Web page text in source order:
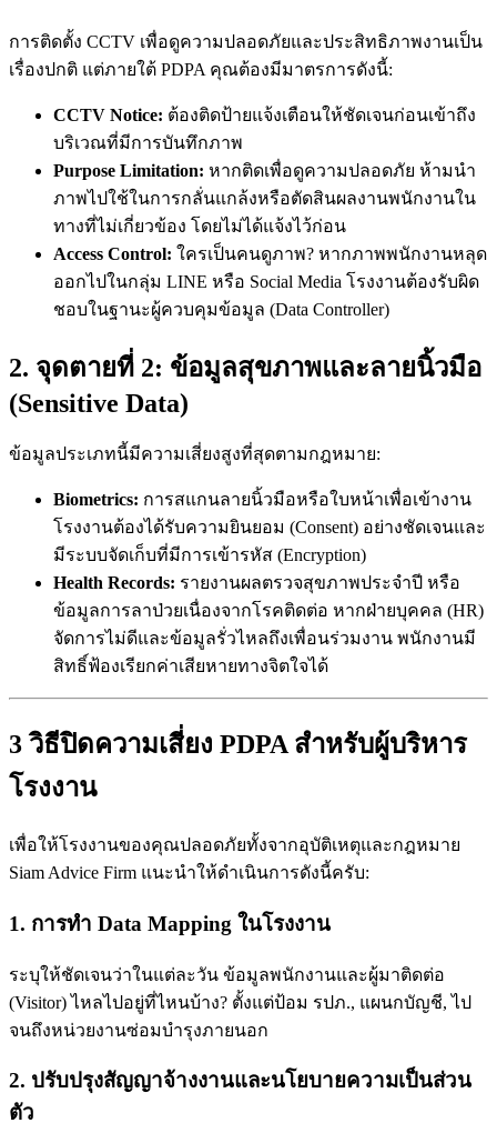
การติดตั้ง CCTV เพื่อดูความปลอดภัยและประสิทธิภาพงานเป็น
เรื่องปกติ แต่ภายใต้ PDPA คุณต้องมีมาตรการดังนี้:
CCTV Notice: ต้องติดป้ายแจ้งเตือนให้ชัดเจนก่อนเข้าถึง
บริเวณที่มีการบันทึกภาพ
Purpose Limitation: หากติดเพื่อดูความปลอดภัย ห้ามนำ
ภาพไปใช้ในการกลั่นแกล้งหรือตัดสินผลงานพนักงานใน
ทางที่ไม่เกี่ยวข้อง โดยไม่ได้แจ้งไว้ก่อน
Access Control: ใครเป็นคนดูภาพ? หากภาพพนักงานหลุด
ออกไปในกลุ่ม LINE หรือ Social Media โรงงานต้องรับผิด
ชอบในฐานะผู้ควบคุมข้อมูล (Data Controller)
2. จุดตายที่ 2: ข้อมูลสุขภาพและลายนิ้วมือ
(Sensitive Data)
ข้อมูลประเภทนี้มีความเสี่ยงสูงที่สุดตามกฎหมาย:
Biometrics: การสแกนลายนิ้วมือหรือใบหน้าเพื่อเข้างาน
โรงงานต้องได้รับความยินยอม (Consent) อย่างชัดเจนและ
มีระบบจัดเก็บที่มีการเข้ารหัส (Encryption)
Health Records: รายงานผลตรวจสุขภาพประจำปี หรือ
ข้อมูลการลาป่วยเนื่องจากโรคติดต่อ หากฝ่ายบุคคล (HR)
จัดการไม่ดีและข้อมูลรั่วไหลถึงเพื่อนร่วมงาน พนักงานมี
สิทธิ์ฟ้องเรียกค่าเสียหายทางจิตใจได้
3 วิธีปิดความเสี่ยง PDPA สำหรับผู้บริหาร
โรงงาน
เพื่อให้โรงงานของคุณปลอดภัยทั้งจากอุบัติเหตุและกฎหมาย
Siam Advice Firm แนะนำให้ดำเนินการดังนี้ครับ:
1. การทำ Data Mapping ในโรงงาน
ระบุให้ชัดเจนว่าในแต่ละวัน ข้อมูลพนักงานและผู้มาติดต่อ
(Visitor) ไหลไปอยู่ที่ไหนบ้าง? ตั้งแต่ป้อม รปภ., แผนกบัญชี, ไป
จนถึงหน่วยงานซ่อมบำรุงภายนอก
2. ปรับปรุงสัญญาจ้างงานและนโยบายความเป็นส่วน
ตัว